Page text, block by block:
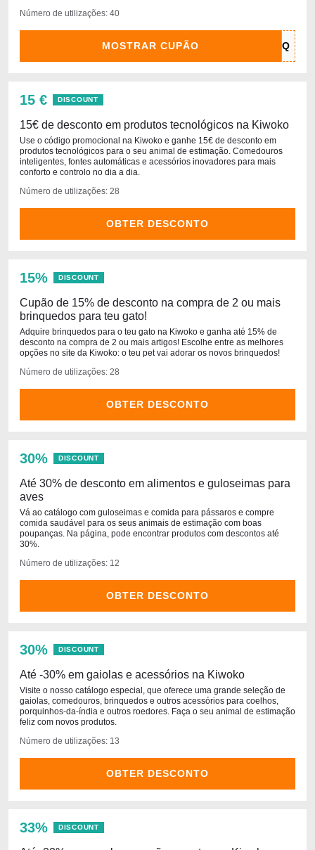
Número de utilizações: 40
MOSTRAR CUPÃO
15 € DISCOUNT
15€ de desconto em produtos tecnológicos na Kiwoko
Use o código promocional na Kiwoko e ganhe 15€ de desconto em
produtos tecnológicos para o seu animal de estimação. Comedouros
inteligentes, fontes automáticas e acessórios inovadores para mais
conforto e controlo no dia a dia.
Número de utilizações: 28
OBTER DESCONTO
15% DISCOUNT
Cupão de 15% de desconto na compra de 2 ou mais
brinquedos para teu gato!
Adquire brinquedos para o teu gato na Kiwoko e ganha até 15% de
desconto na compra de 2 ou mais artigos! Escolhe entre as melhores
opções no site da Kiwoko: o teu pet vai adorar os novos brinquedos!
Número de utilizações: 28
OBTER DESCONTO
30% DISCOUNT
Até 30% de desconto em alimentos e guloseimas para
aves
Vá ao catálogo com guloseimas e comida para pássaros e compre
comida saudável para os seus animais de estimação com boas
poupanças. Na página, pode encontrar produtos com descontos até
30%.
Número de utilizações: 12
OBTER DESCONTO
30% DISCOUNT
Até -30% em gaiolas e acessórios na Kiwoko
Visite o nosso catálogo especial, que oferece uma grande seleção de
gaiolas, comedouros, brinquedos e outros acessórios para coelhos,
porquinhos-da-índia e outros roedores. Faça o seu animal de estimação
feliz com novos produtos.
Número de utilizações: 13
OBTER DESCONTO
33% DISCOUNT